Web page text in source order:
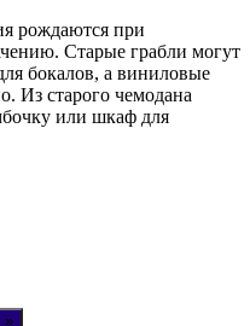
рождаются при
Старые грабли могут
бокалов, а виниловые
Из старого чемодана
или шкаф для